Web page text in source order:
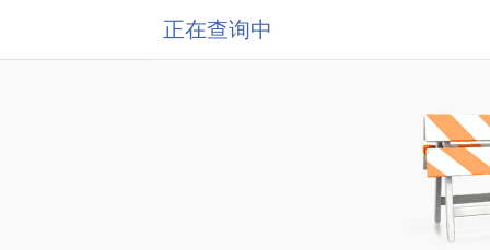
正在查询中